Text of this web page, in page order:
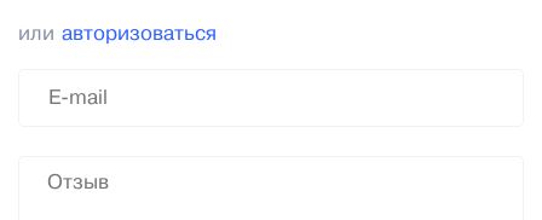
или авторизоваться